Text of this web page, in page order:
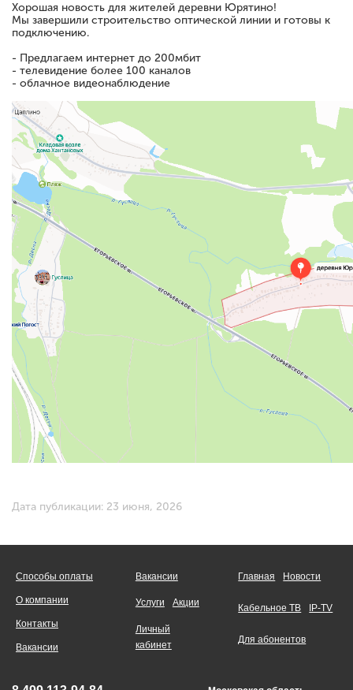
Хорошая новость для жителей деревни Юрятино!
Мы завершили строительство оптической линии и готовы к
подключению.
- Предлагаем интернет до 200мбит
- телевидение более 100 каналов
- облачное видеонаблюдение
Дата публикации: 23 июня, 2026
Способы оплаты
О компании
Контакты
Вакансии
Вакансии
Услуги Акции
Личный
кабинет
Главная Новости
Кабельное ТВ IP-TV
Для абонентов